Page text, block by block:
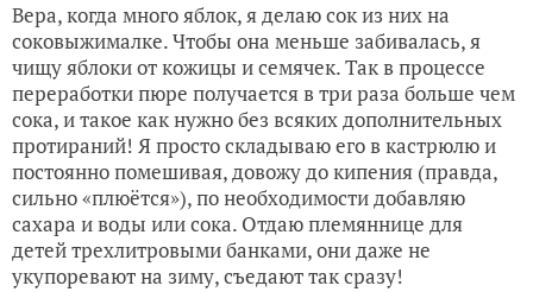
Вера, когда много яблок, я делаю сок из них на
соковыжималке. Чтобы она меньше забивалась, я
чищу яблоки от кожицы и семячек. Так в процессе
переработки пюре получается в три раза больше чем
сока, и такое как нужно без всяких дополнительных
протираний! Я просто складываю его в кастрюлю и
постоянно помешивая, довожу до кипения (правда,
сильно «плюётся»), по необходимости добавляю
сахара и воды или сока. Отдаю племяннице для
детей трехлитровыми банками, они даже не
укупоревают на зиму, съедают так сразу!